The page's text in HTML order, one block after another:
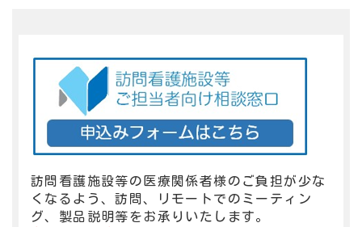
訪問看護施設等の医療関係者様のご負担が少な
くなるよう、訪問、リモートでのミーティン
グ、製品説明等をお承りいたします。